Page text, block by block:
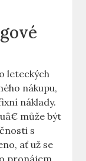
leteckých‌
nákupu,
‌náklady.
může být
s
ať⁣ už se